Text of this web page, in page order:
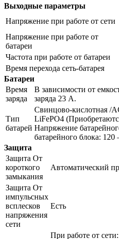
Выходные параметры
Напряжение при работе от сети
Напряжение при работе от
батареи
Частота при работе от батареи
Время перехода сеть-батарея
Батареи
Время
заряда
В зависимости от
заряда 23 А.
Тип
батарей
Свинцово-кислотная /
LiFePO4
Напряжение
батарейного блока: 120
Защита
Защита От
короткого
замыкания
Автоматический
Защита От
импульсных
всплесков
напряжения
сети
Есть
При работе от